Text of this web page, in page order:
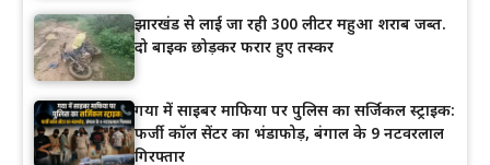
झारखंड से लाई जा रही 300 लीटर महुआ शराब जब्त.
दो बाइक छोड़कर फरार हुए तस्कर
गया में साइबर माफिया पर पुलिस का सर्जिकल स्ट्राइक:
फर्जी कॉल सेंटर का भंडाफोड़, बंगाल के 9 नटवरलाल
गिरफ्तार